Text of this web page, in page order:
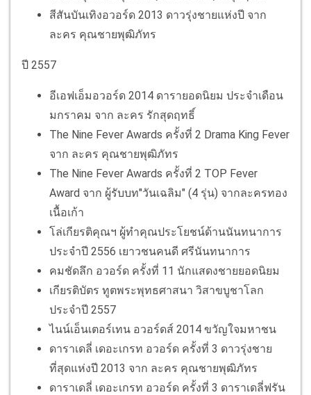
สีสันบันเทิงอวอร์ด 2013 ดาวรุ่งชายแห่งปี จาก
ละคร คุณชายพุฒิภัทร
ปี 2557
อีเอฟเอ็มอวอร์ด 2014 ดารายอดนิยม ประจำเดือน
มกราคม จาก ละคร รักสุดฤทธิ์
The Nine Fever Awards ครั้งที่ 2 Drama King Fever
จาก ละคร คุณชายพุฒิภัทร
The Nine Fever Awards ครั้งที่ 2 TOP Fever
Award จาก ผู้รับบท"วันเฉลิม" (4 รุ่น) จากละครทอง
เนื้อเก้า
โล่เกียรติคุณฯ ผู้ทำคุณประโยชน์ด้านนันทนาการ
ประจำปี 2556 เยาวชนคนดี ศรีนันทนาการ
คมชัดลึก อวอร์ด ครั้งที่ 11 นักแสดงชายยอดนิยม
เกียรติบัตร ทูตพระพุทธศาสนา วิสาขบูชาโลก
ประจำปี 2557
ไนน์เอ็นเตอร์เทน อวอร์ดส์ 2014 ขวัญใจมหาชน
ดาราเดลี่ เดอะเกรท อวอร์ด ครั้งที่ 3 ดาวรุ่งชาย
ที่สุดแห่งปี 2013 จาก ละคร คุณชายพุฒิภัทร
ดาราเดลี่ เดอะเกรท อวอร์ด ครั้งที่ 3 ดาราเดลี่ฟรัน